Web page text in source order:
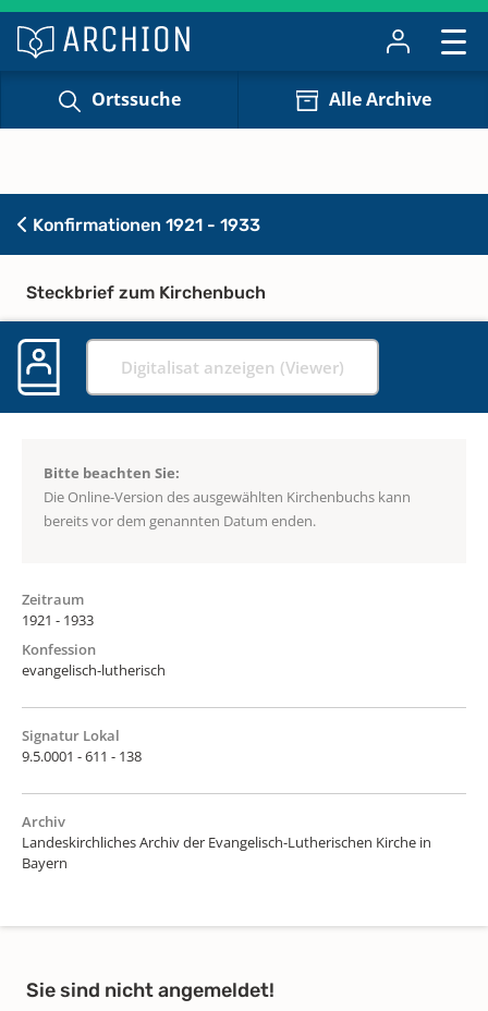
Ortssuche Alle Archive
Konfirmationen 1921 - 1933
Steckbrief zum Kirchenbuch
Digitalisat anzeigen (Viewer)
Bitte beachten Sie:
Die Online-Version des ausgewählten Kirchenbuchs kann
bereits vor dem genannten Datum enden.
Zeitraum
1921 - 1933
Konfession
evangelisch-lutherisch
Signatur Lokal
9.5.0001 - 611 - 138
Archiv
Landeskirchliches Archiv der Evangelisch-Lutherischen Kirche in
Bayern
Sie sind nicht angemeldet!